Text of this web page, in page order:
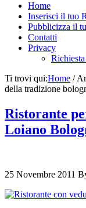
Home
Inserisci il tuo
Pubblicizza il
Contatti
Privacy
Ti trovi qui:Home /
della tradizione
Ristorante
Loiano
25 Novembre 2011